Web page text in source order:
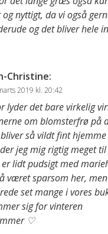
nyttigt, da vi også
og det bliver hele
Christine:
2019 kl. 20:42
lyder det bare virkelig
om blomsterfrø på
så vildt fint
jeg mig rigtig meget til
lidt pudsigt med
været sparsom her,
set mange i vores
sig for vinteren
♡